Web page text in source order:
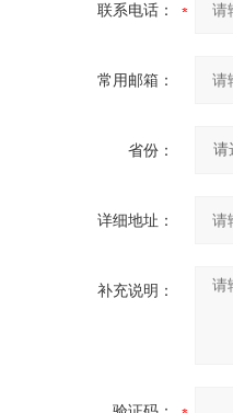
联系电话：
常用邮箱：
省份：
详细地址：
补充说明：